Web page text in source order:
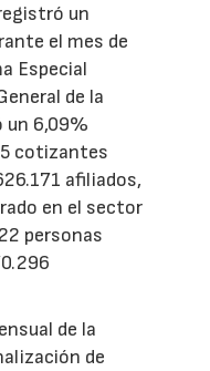
un
el mes de
Especial
de la
un 6,09%
cotizantes
afiliados,
en el sector
personas
de la
de